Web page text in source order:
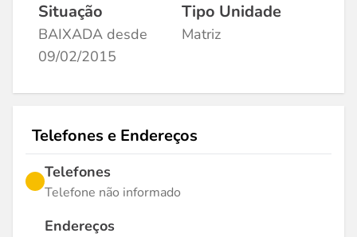
Situação
BAIXADA desde
09/02/2015
Tipo Unidade
Matriz
Telefones e Endereços
Telefones
Telefone não informado
Endereços